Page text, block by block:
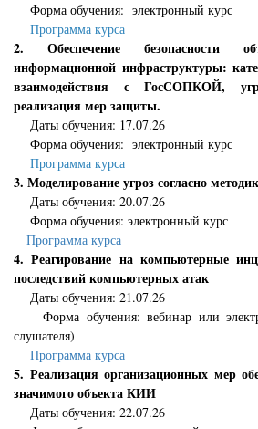
Форма обучения: электронный курс
Программа курса
2. Обеспечение безопасности
информационной инфраструктуры:
взаимодействия с ГосСОПКОЙ,
реализация мер защиты.
Даты обучения: 17.07.26
Форма обучения: электронный курс
Программа курса
3. Моделирование угроз согласно
Даты обучения: 20.07.26
Форма обучения: электронный курс
Программа курса
4. Реагирование на компьютерные
последствий компьютерных атак
Даты обучения: 21.07.26
Форма обучения: вебинар или
слушателя)
Программа курса
5. Реализация организационных мер
значимого объекта КИИ
Даты обучения: 22.07.26